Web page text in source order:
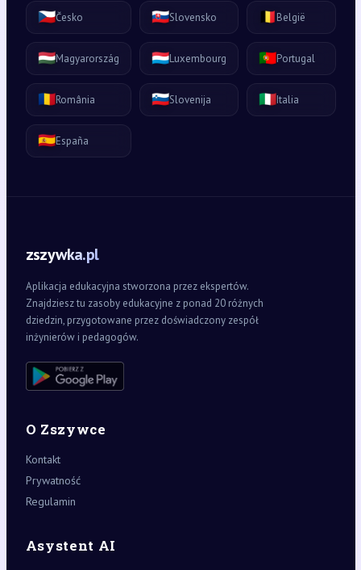
🇨🇿Česko 🇸🇰Slovensko 🇧🇪België
🇭🇺Magyarország 🇱🇺Luxembourg 🇵🇹Portugal
🇷🇴România 🇸🇮Slovenija 🇮🇹Italia
🇪🇸España
zszywka.pl
Aplikacja edukacyjna stworzona przez ekspertów.
Znajdziesz tu zasoby edukacyjne z ponad 20 różnych
dziedzin, przygotowane przez doświadczony zespół
inżynierów i pedagogów.
O Zszywce
Kontakt
Prywatność
Regulamin
Asystent AI